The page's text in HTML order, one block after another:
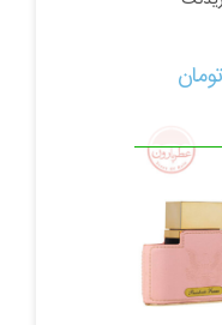
تومان
190,000 تومان.